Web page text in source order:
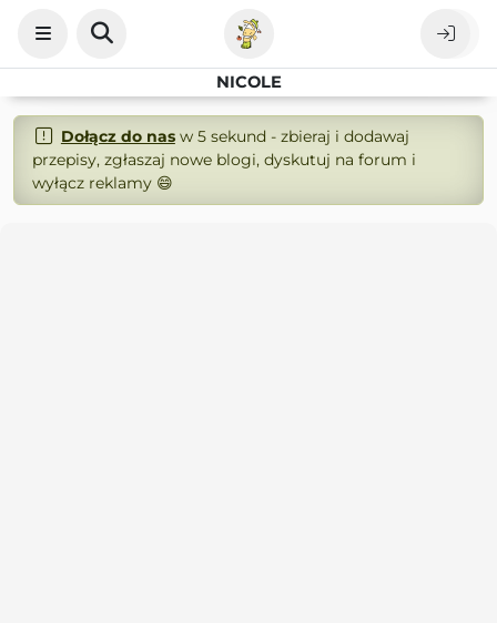
NICOLE
Dołącz do nasw 5 sekund - zbieraj i dodawaj
przepisy, zgłaszaj nowe blogi, dyskutuj na forum i
wyłącz reklamy 😄